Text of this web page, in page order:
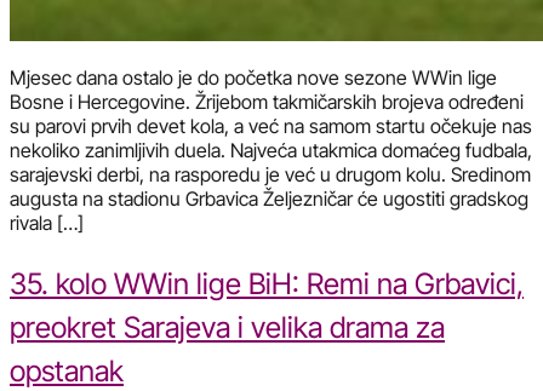
Mjesec dana ostalo je do početka nove sezone WWin lige
Bosne i Hercegovine. Žrijebom takmičarskih brojeva određeni
su parovi prvih devet kola, a već na samom startu očekuje nas
nekoliko zanimljivih duela. Najveća utakmica domaćeg fudbala,
sarajevski derbi, na rasporedu je već u drugom kolu. Sredinom
augusta na stadionu Grbavica Željezničar će ugostiti gradskog
rivala […]
35. kolo WWin lige BiH: Remi na Grbavici,
preokret Sarajeva i velika drama za
opstanak